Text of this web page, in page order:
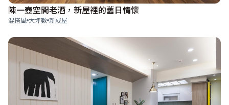
陳一壺空間老酒，新屋裡的舊日情懷
混搭風 大坪數 新成屋